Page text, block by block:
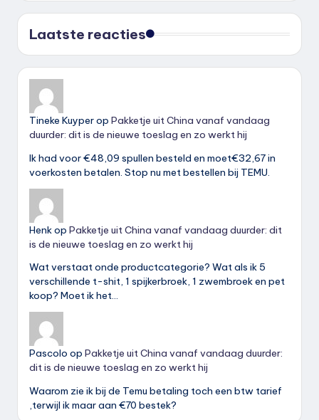
Laatste reacties
Tineke Kuyperop Pakketje uit China vanaf vandaag
duurder: dit is de nieuwe toeslag en zo werkt hij
Ik had voor €48,09 spullen besteld en moet€32,67 in
voerkosten betalen. Stop nu met bestellen bij TEMU.
Henkop Pakketje uit China vanaf vandaag duurder: dit
is de nieuwe toeslag en zo werkt hij
Wat verstaat onde productcategorie? Wat als ik 5
verschillende t-shit, 1 spijkerbroek, 1 zwembroek en pet
koop? Moet ik het…
Pascolo op Pakketje uit China vanaf vandaag duurder:
dit is de nieuwe toeslag en zo werkt hij
Waarom zie ik bij de Temu betaling toch een btw tarief
,terwijl ik maar aan €70 bestek?